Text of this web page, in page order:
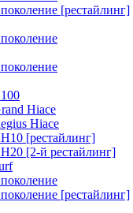
[рестайлинг]
Hiace
Hiace
[рестайлинг]
[2-й рестайлинг]
[рестайлинг]